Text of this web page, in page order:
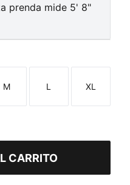
prenda mide 5' 8"
Talla
M
Talla
L
Talla
XL
CARRITO